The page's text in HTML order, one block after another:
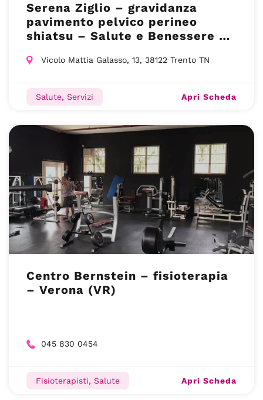
Serena Ziglio – gravidanza
pavimento pelvico perineo
shiatsu – Salute e Benessere –
Vicolo Mattia Galasso, 13, 38122 Trento TN
Salute, Servizi Apri Scheda
Centro Bernstein – fisioterapia
– Verona (VR)
045 830 0454
Fisioterapisti, Salute Apri Scheda